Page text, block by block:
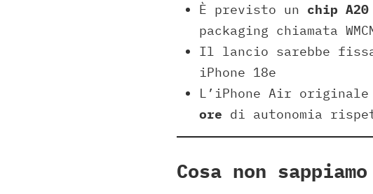
È previsto un chip A20
packaging chiamata
Il lancio sarebbe
iPhone 18e
L’iPhone Air
ore di autonomia
Cosa non sappiamo